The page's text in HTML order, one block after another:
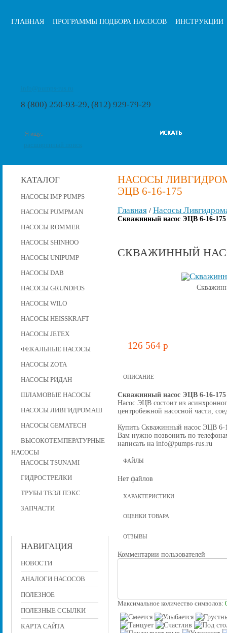
ГЛАВНАЯ ПРОГРАММЫ ПОДБОРА НАСОСОВ ИНСТРУКЦИИ
8 (800) 250-93-29, (812) 929-79-29
КАТАЛОГ
НАСОСЫ IMP PUMPS
НАСОСЫ PUMPMAN
НАСОСЫ ROMMER
НАСОСЫ SHINHOO
НАСОСЫ UNIPUMP
НАСОСЫ DAB
НАСОСЫ GRUNDFOS
НАСОСЫ WILO
НАСОСЫ HEISSKRAFT
НАСОСЫ JETEX
ФЕКАЛЬНЫЕ НАСОСЫ
НАСОСЫ ZOTA
НАСОСЫ РИДАН
ШЛАМОВЫЕ НАСОСЫ
НАСОСЫ ЛИВГИДРОМАШ
НАСОСЫ GEMATECH
ВЫСОКОТЕМПЕРАТУРНЫЕ
НАСОСЫ
НАСОСЫ TSUNAMI
ГИДРОСТРЕЛКИ
ТРУБЫ ТВЭЛ ПЭКС
ЗАПЧАСТИ
НАВИГАЦИЯ
НОВОСТИ
АНАЛОГИ НАСОСОВ
ПОЛЕЗНОЕ
ПОЛЕЗНЫЕ ССЫЛКИ
КАРТА САЙТА
НАСОСЫ
ЭЦВ 6-16-175
Главная/ Насосы
Скважинный насос ЭЦВ 6-16-175
СКВАЖИННЫЙ
126 564 p
ОПИСАНИЕ
Скважинный насос ЭЦВ 6-16-175
Насос ЭЦВ состоит из
центробежной наcосной части,
Купить Скважинный насос ЭЦВ 6-
Вам нужно позвонить по
написать на info@pumps-rus.ru
ФАЙЛЫ
Нет файлов
ХАРАКТЕРИСТИКИ
ОЦЕНКИ ТОВАРА
ОТЗЫВЫ
Комментарии пользователей
Максимальное количество символов: